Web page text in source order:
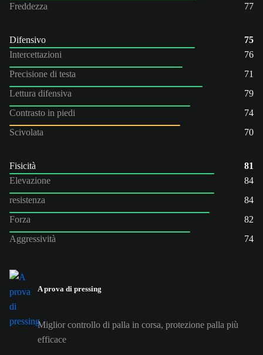
Freddezza
77
Difensivo
75
Intercettazioni
76
Precisione di testa
71
Lettura difensiva
79
Contrasto in piedi
74
Scivolata
70
Fisicità
81
Elevazione
84
resistenza
84
Forza
82
Aggressività
74
A prova di pressing
Miglior controllo di palla in corsa, protezione palla più
efficace